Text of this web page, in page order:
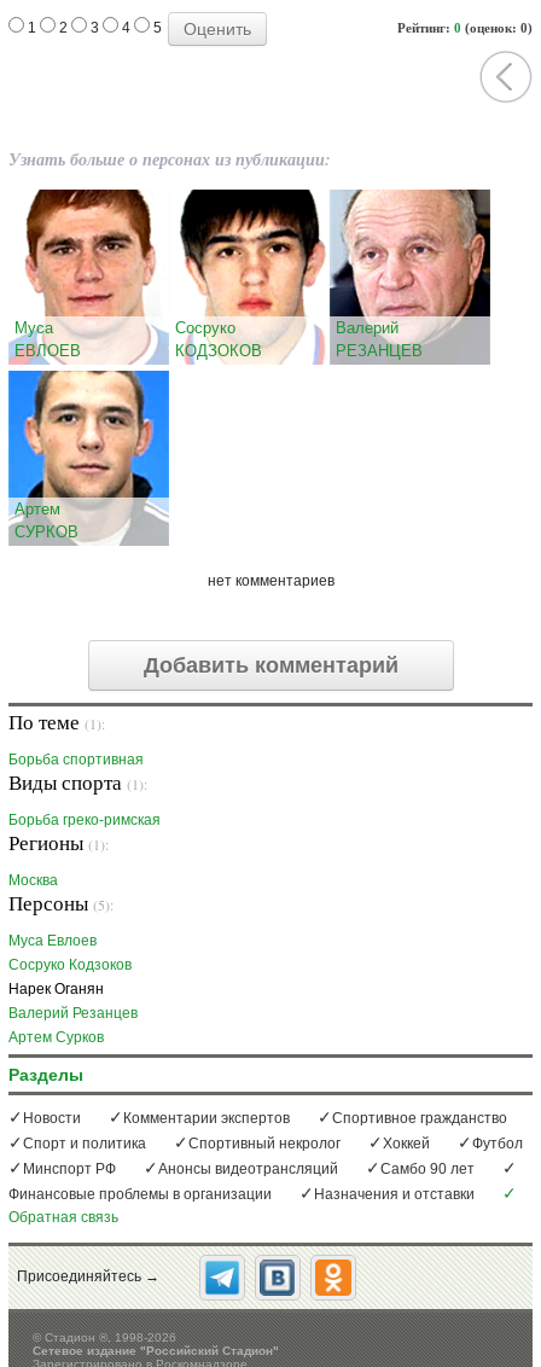
Рейтинг: 0 (оценок: 0)
1 2 3 4 5
Узнать больше о персонах из публикации:
Муса
ЕВЛОЕВ
Сосруко
КОДЗОКОВ
Валерий
РЕЗАНЦЕВ
Артем
СУРКОВ
нет комментариев
Добавить комментарий
По теме (1):
Борьба спортивная
Виды спорта (1):
Борьба греко-римская
Регионы (1):
Москва
Персоны (5):
Муса Евлоев
Сосруко Кодзоков
Нарек Оганян
Валерий Резанцев
Артем Сурков
Разделы
Новости Комментарии экспертов
Спортивное гражданство
Спорт и политика
Спортивный некролог Хоккей
Футбол
Минспорт РФ
Анонсы видеотрансляций
Самбо 90 лет
Финансовые проблемы в организации
Назначения и отставки
Обратная связь
Присоединяйтесь →
©Стадион ®, 1998-2026
Сетевое издание "Российский Стадион"
Зарегистрировано в Роскомнадзоре